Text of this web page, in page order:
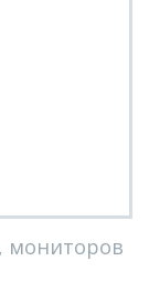
мониторов